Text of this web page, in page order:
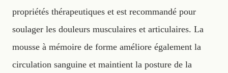
propriétés thérapeutiques et est recommandé pour
soulager les douleurs musculaires et articulaires. La
mousse à mémoire de forme améliore également la
circulation sanguine et maintient la posture de la